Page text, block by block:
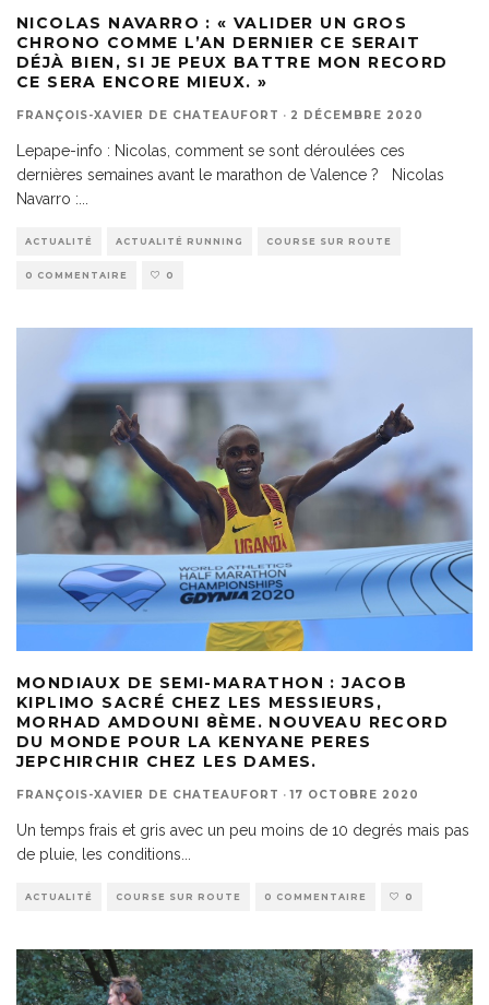
NICOLAS NAVARRO : « VALIDER UN GROS
CHRONO COMME L’AN DERNIER CE SERAIT
DÉJÀ BIEN, SI JE PEUX BATTRE MON RECORD
CE SERA ENCORE MIEUX. »
FRANÇOIS-XAVIER DE CHATEAUFORT · 2 DÉCEMBRE 2020
Lepape-info : Nicolas, comment se sont déroulées ces
dernières semaines avant le marathon de Valence ? Nicolas
Navarro :
ACTUALITÉ ACTUALITÉ RUNNING COURSE SUR ROUTE
0 COMMENTAIRE 0
MONDIAUX DE SEMI-MARATHON : JACOB
KIPLIMO SACRÉ CHEZ LES MESSIEURS,
MORHAD AMDOUNI 8ÈME. NOUVEAU RECORD
DU MONDE POUR LA KENYANE PERES
JEPCHIRCHIR CHEZ LES DAMES.
FRANÇOIS-XAVIER DE CHATEAUFORT · 17 OCTOBRE 2020
Un temps frais et gris avec un peu moins de 10 degrés mais pas
de pluie, les conditions
ACTUALITÉ COURSE SUR ROUTE 0 COMMENTAIRE 0